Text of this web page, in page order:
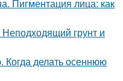
Пигментация лица: как
грунт и
Когда делать осеннюю